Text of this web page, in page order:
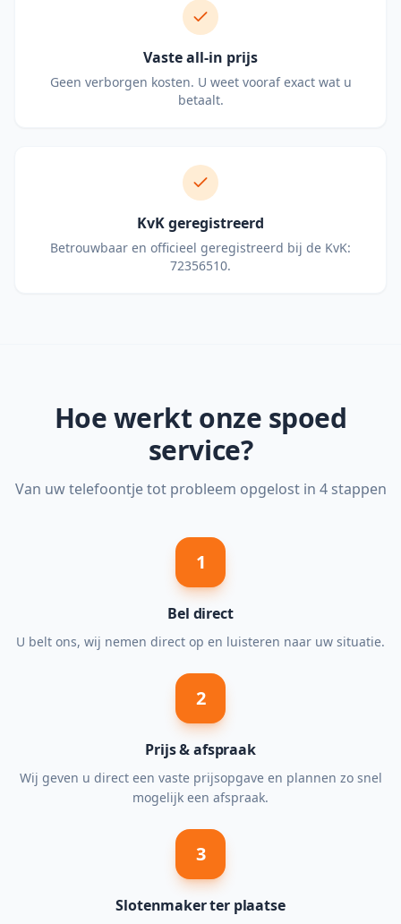
Vaste all-in prijs
Geen verborgen kosten. U weet vooraf exact wat u
betaalt.
KvK geregistreerd
Betrouwbaar en officieel geregistreerd bij de KvK:
72356510.
Hoe werkt onze spoed
service?
Van uw telefoontje tot probleem opgelost in 4 stappen
1
Bel direct
U belt ons, wij nemen direct op en luisteren naar uw situatie.
2
Prijs & afspraak
Wij geven u direct een vaste prijsopgave en plannen zo snel
mogelijk een afspraak.
3
Slotenmaker ter plaatse